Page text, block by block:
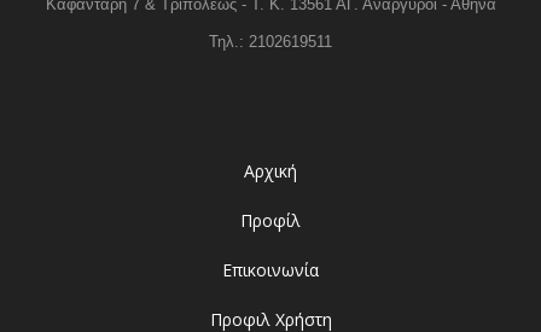
Καφαντάρη 7 & Τριπόλεως - Τ. Κ. 13561 ΑΓ. Ανάργυροι - Αθήνα
Τηλ.: 2102619511
Αρχική
Προφίλ
Επικοινωνία
Προφιλ Χρήστη